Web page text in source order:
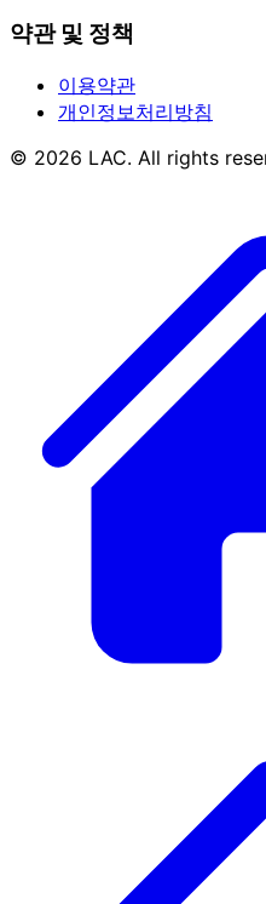
약관 및 정책
이용약관
개인정보처리방침
© 2026 LAC. All rights